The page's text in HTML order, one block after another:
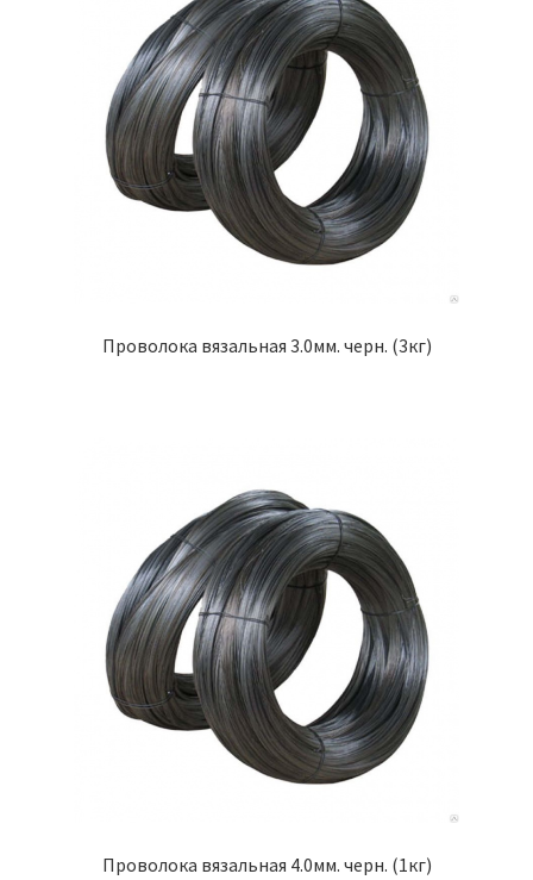
Проволока вязальная 3.0мм. черн. (3кг)
Проволока вязальная 4.0мм. черн. (1кг)